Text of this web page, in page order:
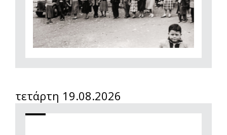
τετάρτη 19.08.2026